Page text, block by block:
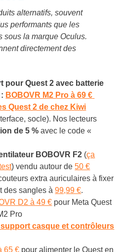
alternatifs, souvent
performants que les
sous la marque Oculus.
directement des
pour Quest 2 avec batterie
BOBOVR M2 Pro à 69 €
Quest 2 de chez Kiwi
socle). Nos lecteurs
de 5 % avec le code «
BOBOVR F2 (ça
) vendu autour de50 €
extra auriculaires à fixer
des sangles à99,99 €.
D2 à 49 € pour Meta Quest
Pro
casque et contrôleurs
65 € pour alimenter le Quest en